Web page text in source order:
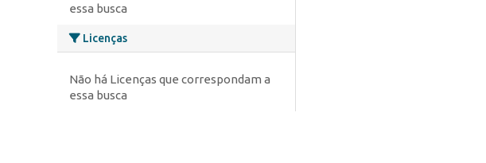
essa busca
Licenças
Não há Licenças que correspondam a
essa busca